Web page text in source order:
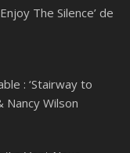
The Silence’ de
: ‘Stairway to
Nancy Wilson